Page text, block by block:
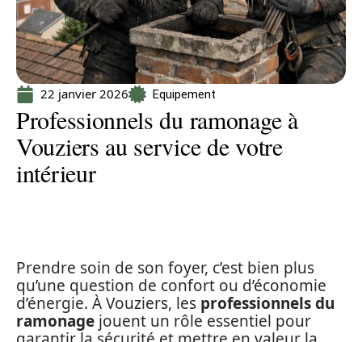
22 janvier 2026 Equipement
Professionnels du ramonage à
Vouziers au service de votre
intérieur
Prendre soin de son foyer, c’est bien plus
qu’une question de confort ou d’économie
d’énergie. À Vouziers, les professionnels du
ramonage jouent un rôle essentiel pour